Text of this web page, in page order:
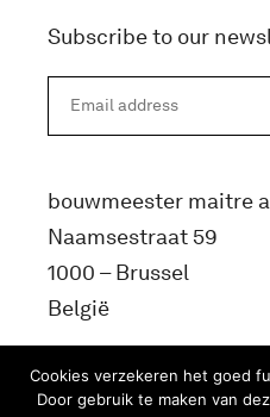
Subscribe to our
bouwmeester maitre
Naamsestraat 59
1000 – Brussel
België
info@bma.brussels
Cookies verzekeren het goed
Door gebruik te maken van